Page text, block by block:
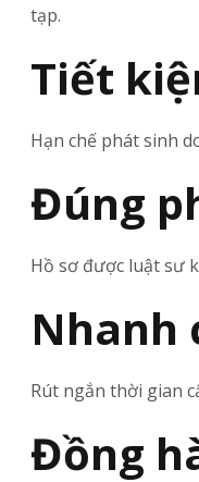
tạp.
Tiết
Hạn chế phát sinh
Đúng
Hồ sơ được luật sư
Nhanh
Rút ngắn thời gian
Đồng